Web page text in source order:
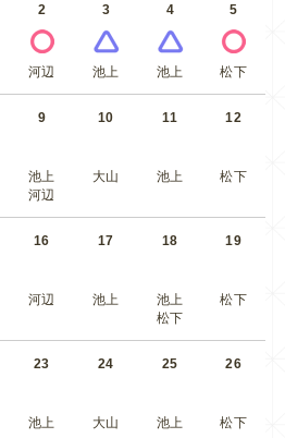
2
河辺
3
池上
4
池上
5
松下
9
池上
河辺
10
大山
11
池上
12
松下
16
河辺
17
池上
18
池上
松下
19
松下
23
池上
24
大山
25
池上
26
松下